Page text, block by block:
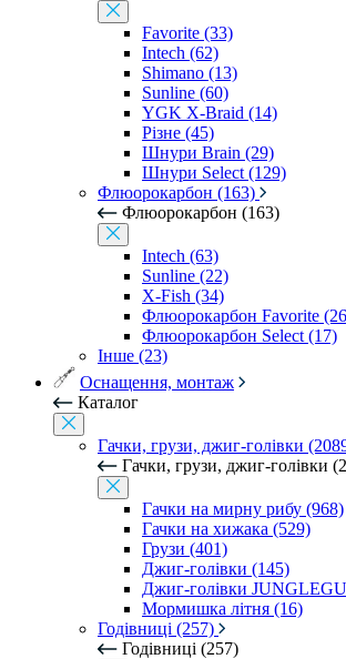
Favorite (33)
Intech (62)
Shimano (13)
Sunline (60)
YGK X-Braid (14)
Різне (45)
Шнури Brain (29)
Шнури Select (129)
Флюорокарбон (163)
Флюорокарбон (163)
Intech (63)
Sunline (22)
X-Fish (34)
Флюорокарбон Favorite
Флюорокарбон Select (17)
Інше (23)
Оснащення, монтаж
Каталог
Гачки, грузи, джиг-голівки
Гачки, грузи, джиг-голівки
Гачки на мирну рибу (968)
Гачки на хижака (529)
Грузи (401)
Джиг-голівки (145)
Джиг-голівки
Мормишка літня (16)
Годівниці (257)
Годівниці (257)